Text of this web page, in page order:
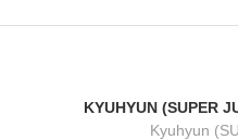
KYUHYUN (SUPER
Kyuhyun